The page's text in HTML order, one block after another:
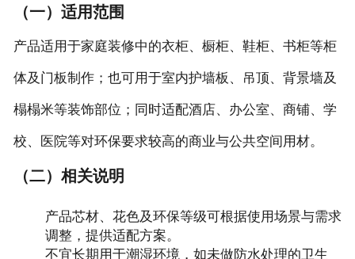
（一）适用范围
产品适用于家庭装修中的衣柜、橱柜、鞋柜、书柜等柜
体及门板制作；也可用于室内护墙板、吊顶、背景墙及
榻榻米等装饰部位；同时适配酒店、办公室、商铺、学
校、医院等对环保要求较高的商业与公共空间用材。
（二）相关说明
产品芯材、花色及环保等级可根据使用场景与需求
调整，提供适配方案。
不宜长期用于潮湿环境，如未做防水处理的卫生